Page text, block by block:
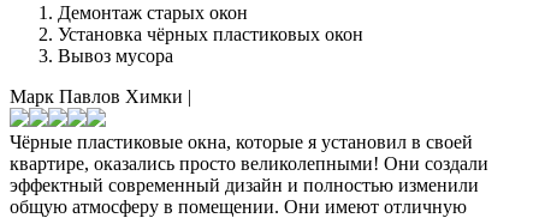
Демонтаж старых окон
Установка чёрных пластиковых окон
Вывоз мусора
Марк Павлов Химки |
Чёрные пластиковые окна, которые я установил в своей
квартире, оказались просто великолепными! Они создали
эффектный современный дизайн и полностью изменили
общую атмосферу в помещении. Они имеют отличную